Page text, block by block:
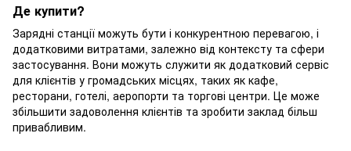
Де купити?
Зарядні станції можуть бути і конкурентною перевагою, і
додатковими витратами, залежно від контексту та сфери
застосування. Вони можуть служити як додатковий сервіс
для клієнтів у громадських місцях, таких як кафе,
ресторани, готелі, аеропорти та торгові центри. Це може
збільшити задоволення клієнтів та зробити заклад більш
привабливим.